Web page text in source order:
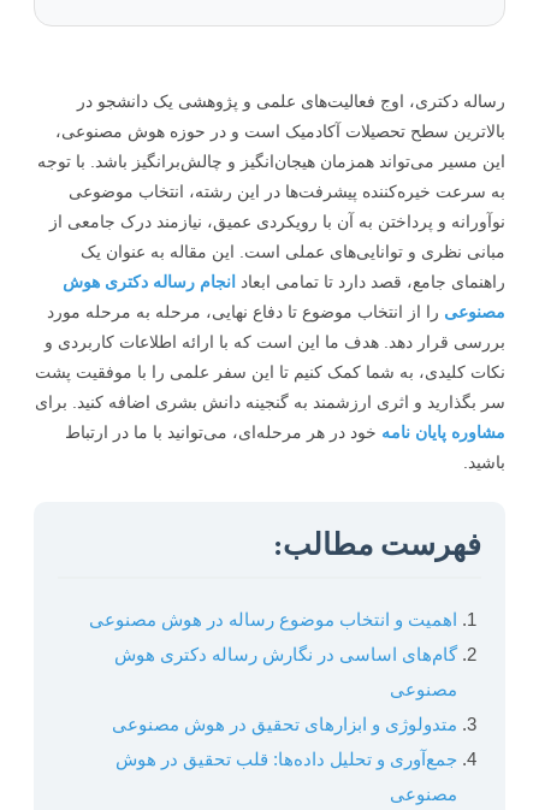
دکتری، اوج فعالیت‌های علمی و پژوهشی یک دانشجو در
سطح تحصیلات آکادمیک است و در حوزه هوش مصنوعی،
مسیر می‌تواند همزمان هیجان‌انگیز و چالش‌برانگیز باشد. با توجه
خیره‌کننده پیشرفت‌ها در این رشته، انتخاب موضوعی
و پرداختن به آن با رویکردی عمیق، نیازمند درک جامعی از
نظری و توانایی‌های عملی است. این مقاله به عنوان یک
جامع، قصد دارد تا تمامی ابعادانجام رساله دکتری هوش
را از انتخاب موضوع تا دفاع نهایی، مرحله به مرحله مورد
قرار دهد. هدف ما این است که با ارائه اطلاعات کاربردی و
کلیدی، به شما کمک کنیم تا این سفر علمی را با موفقیت پشت
و اثری ارزشمند به گنجینه دانش بشری اضافه کنید. برای
پایان نامهخود در هر مرحله‌ای، می‌توانید با ما در ارتباط
فهرست مطالب:
اهمیت و انتخاب موضوع رساله در هوش مصنوعی
گام‌های اساسی در نگارش رساله دکتری هوش
مصنوعی
متدولوژی و ابزارهای تحقیق در هوش مصنوعی
جمع‌آوری و تحلیل داده‌ها: قلب تحقیق در هوش
مصنوعی